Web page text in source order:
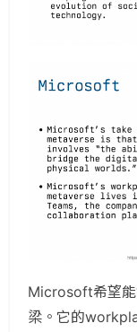
Microsoft希望能
梁。它的